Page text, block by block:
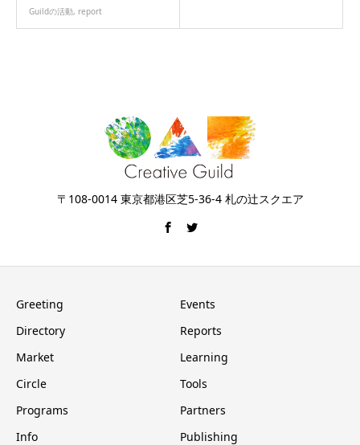
Guildの活動, report
〒108-0014 東京都港区芝5-36-4 札の辻スクエア
Greeting
Events
Directory
Reports
Market
Learning
Circle
Tools
Programs
Partners
Info
Publishing